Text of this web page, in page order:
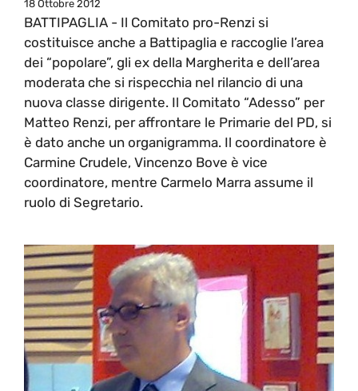
18 Ottobre 2012
BATTIPAGLIA - Il Comitato pro-Renzi si
costituisce anche a Battipaglia e raccoglie l’area
dei “popolare”, gli ex della Margherita e dell’area
moderata che si rispecchia nel rilancio di una
nuova classe dirigente. Il Comitato “Adesso” per
Matteo Renzi, per affrontare le Primarie del PD, si
è dato anche un organigramma. Il coordinatore è
Carmine Crudele, Vincenzo Bove è vice
coordinatore, mentre Carmelo Marra assume il
ruolo di Segretario.